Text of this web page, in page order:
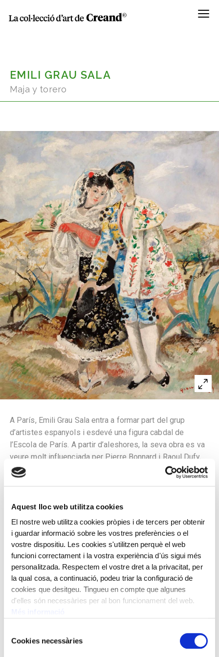
Aquest lloc web utilitza cookies
El nostre web utilitza cookies pròpies i de tercers per obtenir
i guardar informació sobre les vostres preferències o el
vostre dispositiu. Les cookies s'utilitzen perquè el web
funcioni correctament i la vostra experiència d'ús sigui més
personalitzada. Respectem el vostre dret a la privacitat, per
la qual cosa, a continuació, podeu triar la configuració de
cookies que desitgeu. Tingueu en compte que algunes
d'elles són necessàries per al bon funcionament del web.
deCookies necessàries
Menú
EMILI GRAU SALA
Maja y torero
A París, Emili Grau Sala entra a formar part del grup
d’artistes espanyols i esdevé una figura cabdal de
l’Escola de París. A partir d’aleshores, la seva obra es va
veure molt influenciada per Pierre Bonnard i Raoul Dufy,
amb molts ecos del postimpressionisme francès. Poc
abans de la realització d’aquest quadre, l’any 1936,
nom amb el qual van ser coneguts a Europa els
certàmens internacionals de pintura celebrats a
Pittsburgh, EUA, des de finals del segle XIX. De perfil
festiu i optimista, la representació que ens transmet la
parella de Maja y torero respon a la temàtica anomenada
de La Espagnolade són quadres de gènere, costumistes,
amb una temàtica de caràcter exòtic. Tot allò espanyol
estava de moda i era mític per als intel·lectuals,
escriptors i artistes des de finals del segle XVIII i al llarg
hispanomusulmana. Visió romàntica de l’exotisme castís